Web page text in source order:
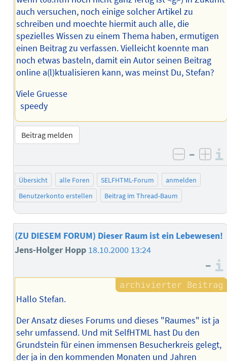
auch versuchen, noch einige solcher Artikel zu
schreiben und moechte hiermit auch alle, die
spezielles Wissen zu einem Thema haben, ermutigen
einen Beitrag zu verfassen. Vielleicht koennte man
noch etwas basteln, damit ein Autor seinen Beitrag
online a(l)ktualisieren kann, was meinst Du, Stefan?
Viele Gruesse
speedy
Beitrag melden
negativ
–
Übersicht alle Foren SELFHTML-Forum
anmelden
Benutzerkonto erstellen
Beitrag im Thread-Baum
(ZU DIESEM FORUM) Dieser Raum ist ein Lebewesen!
Jens-Holger Hopp 18.10.2000 13:24
–
Hallo Stefan.
Der Ansatz dieses Forums und dieses "Raumes" ist ja
sehr umfassend. Und mit SelfHTML hast Du den
Grundstein für einen immensen Besucherkreis gelegt,
der ja in den kommenden Monaten und Jahren